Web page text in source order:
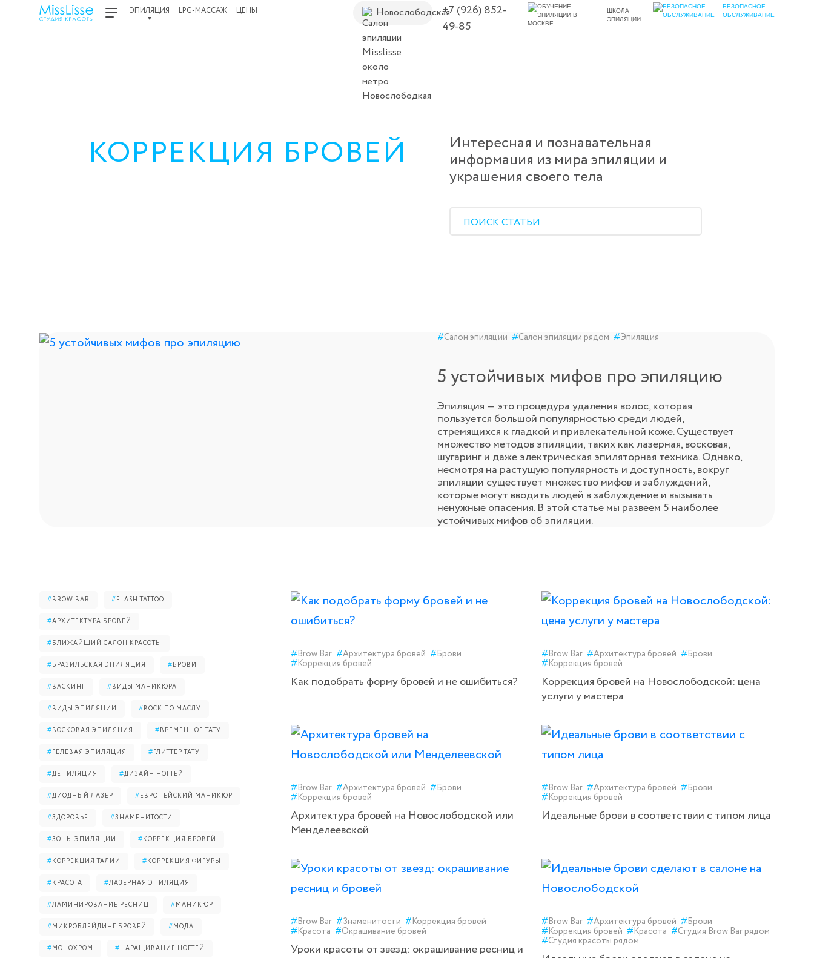
ЭПИЛЯЦИЯ LPG-МАССАЖ ЦЕНЫ Новослободская+7 (926) 852-
49-85
ШКОЛА
ЭПИЛЯЦИИ
БЕЗОПАСНОЕ
ОБСЛУЖИВАНИЕ
КОРРЕКЦИЯ БРОВЕЙ
Интересная и познавательная
информация из мира эпиляции и
украшения своего тела
#Салон эпиляции #Салон эпиляции рядом #Эпиляция
5 устойчивых мифов про эпиляцию
Эпиляция — это процедура удаления волос, которая
пользуется большой популярностью среди людей,
стремящихся к гладкой и привлекательной коже. Существует
множество методов эпиляции, таких как лазерная, восковая,
шугаринг и даже электрическая эпиляторная техника. Однако,
несмотря на растущую популярность и доступность, вокруг
эпиляции существует множество мифов и заблуждений,
которые могут вводить людей в заблуждение и вызывать
ненужные опасения. В этой статье мы развеем 5 наиболее
устойчивых мифов об эпиляции.
#BROW BAR #FLASH TATTOO
#АРХИТЕКТУРА БРОВЕЙ
#БЛИЖАЙШИЙ САЛОН КРАСОТЫ
#БРАЗИЛЬСКАЯ ЭПИЛЯЦИЯ #БРОВИ
#ВАСКИНГ #ВИДЫ МАНИКЮРА
#ВИДЫ ЭПИЛЯЦИИ #ВОСК ПО МАСЛУ
#ВОСКОВАЯ ЭПИЛЯЦИЯ #ВРЕМЕННОЕ ТАТУ
#ГЕЛЕВАЯ ЭПИЛЯЦИЯ #ГЛИТТЕР ТАТУ
#ДЕПИЛЯЦИЯ #ДИЗАЙН НОГТЕЙ
#ДИОДНЫЙ ЛАЗЕР #ЕВРОПЕЙСКИЙ МАНИКЮР
#ЗДОРОВЬЕ #ЗНАМЕНИТОСТИ
#ЗОНЫ ЭПИЛЯЦИИ #КОРРЕКЦИЯ БРОВЕЙ
#КОРРЕКЦИЯ ТАЛИИ #КОРРЕКЦИЯ ФИГУРЫ
#КРАСОТА #ЛАЗЕРНАЯ ЭПИЛЯЦИЯ
#ЛАМИНИРОВАНИЕ РЕСНИЦ #МАНИКЮР
#МИКРОБЛЕЙДИНГ БРОВЕЙ #МОДА
#МОНОХРОМ #НАРАЩИВАНИЕ НОГТЕЙ
#Brow Bar #Архитектура бровей #Брови
#Коррекция бровей
Как подобрать форму бровей и не ошибиться?
#Brow Bar #Архитектура бровей #Брови
#Коррекция бровей
Коррекция бровей на Новослободской: цена
услуги у мастера
#Brow Bar #Архитектура бровей #Брови
#Коррекция бровей
Архитектура бровей на Новослободской или
Менделеевской
#Brow Bar #Архитектура бровей #Брови
#Коррекция бровей
Идеальные брови в соответствии с типом лица
#Brow Bar #Знаменитости #Коррекция бровей
#Красота #Окрашивание бровей
Уроки красоты от звезд: окрашивание ресниц и
#Brow Bar #Архитектура бровей #Брови
#Коррекция бровей #Красота #Студия Brow Bar рядом
#Студия красоты рядом